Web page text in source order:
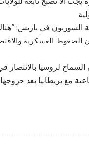
في باريس: “هناك
الضغوط العسكرية
السماح لروسيا
مع بريطانيا بعد